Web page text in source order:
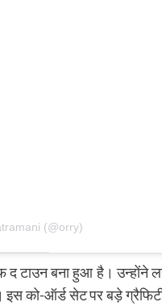
(@orry)
द टाउन बना हुआ है। उन्होंने
को-ऑर्ड सेट पर बड़े